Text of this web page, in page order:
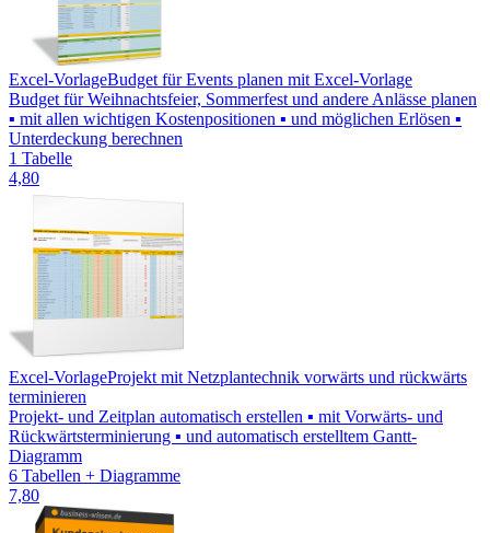
Excel-VorlageBudget für Events planen mit Excel-Vorlage
Budget für Weihnachtsfeier, Sommerfest und andere Anlässe planen
▪ mit allen wichtigen Kostenpositionen ▪ und möglichen Erlösen ▪
Unterdeckung berechnen
1 Tabelle
4,80
Excel-VorlageProjekt mit Netzplantechnik vorwärts und rückwärts
terminieren
Projekt- und Zeitplan automatisch erstellen ▪ mit Vorwärts- und
Rückwärtsterminierung ▪ und automatisch erstelltem Gantt-
Diagramm
6 Tabellen + Diagramme
7,80